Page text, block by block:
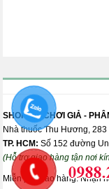
SHOP ĐỒ CHƠI GIẢ -
Nhà thuốc Thu Hương,
TP. HCM: Số 152 đường
(Hỗ trợ giao hàng tận nơi
Miễn phí giao hàng. Nhận